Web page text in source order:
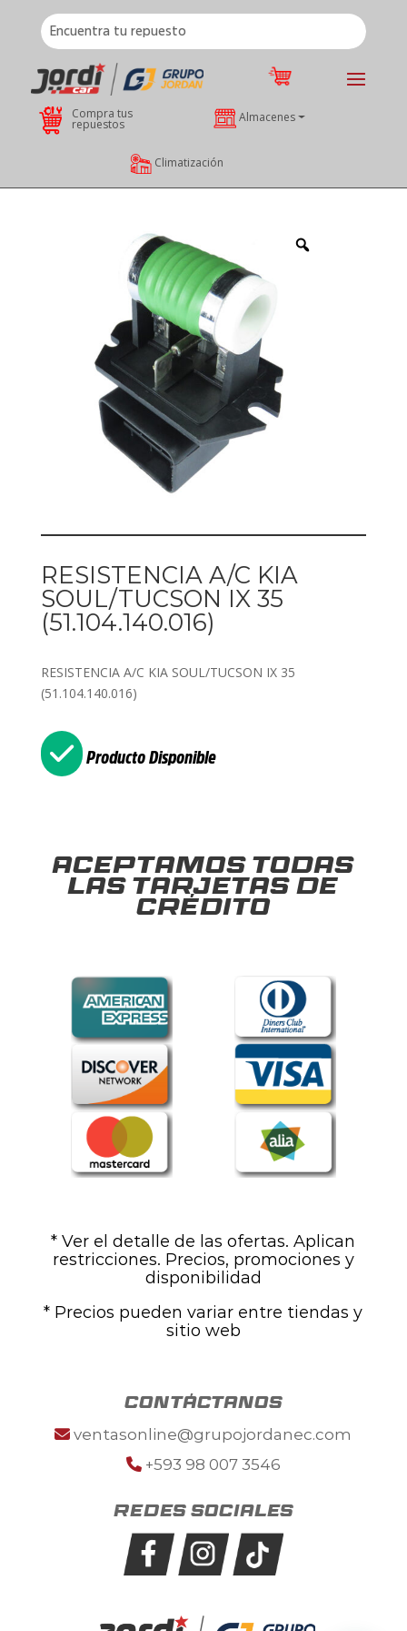
Compra tus
repuestos Almacenes
Climatización
RESISTENCIA A/C KIA
SOUL/TUCSON IX 35
(51.104.140.016)
RESISTENCIA A/C KIA SOUL/TUCSON IX 35
(51.104.140.016)
Producto Disponible
Aceptamos todas
las tarjetas de
crédito
* Ver el detalle de las ofertas. Aplican
restricciones. Precios, promociones y
disponibilidad
* Precios pueden variar entre tiendas y
sitio web
contáctanos
ventasonline@grupojordanec.com
+593 98 007 3546
Redes sociales